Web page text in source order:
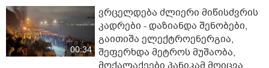
00:34
ვრცელდება ძლიერი მიწისძვრის
კადრები - დაზიანდა შენობები,
გაითიშა ელექტროენერგია,
შეფერხდა მეტროს მუშაობა,